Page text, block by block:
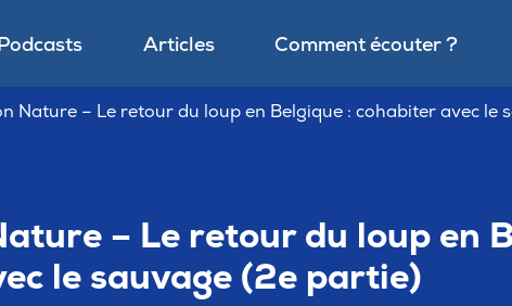
Articles Comment écouter ?
Nature – Le retour du loup en Belgique : cohabiter avec le
– Le retour du loup en
le sauvage (2e partie)